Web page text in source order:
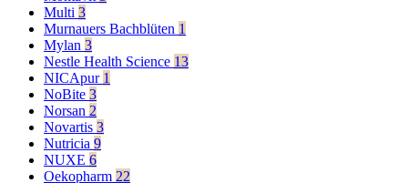
Multi 3
Murnauers Bachblüten 1
Mylan 3
Nestle Health Science 13
NICApur 1
NoBite 3
Norsan 2
Novartis 3
Nutricia 9
NUXE 6
Oekopharm 22